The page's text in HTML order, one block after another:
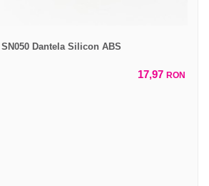
Dantela Silicon ABS
17,97 RON